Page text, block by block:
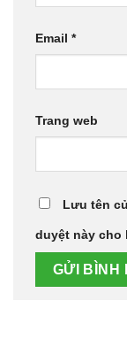
Email *
Trang web
Lưu tên
duyệt này cho